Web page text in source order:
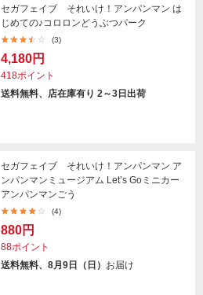
セガフェイブ それいけ！アンパンマン は
じめての♪コロロンどうぶつパーク
(3)
4,180円
418ポイント
送料無料、店在庫有り 2～3日出荷
セガフェイブ それいけ！アンパンマン ア
ンパンマンミュージアム Let’s Goミニカー
アンパンマンごう
(4)
880円
88ポイント
送料無料、8月9日（日） お届け